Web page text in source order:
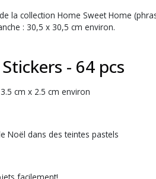
la collection Home Sweet Home
: 30,5 x 30,5 cm environ.
- 64 pcs
cm x 2.5 cm environ
Noël dans des teintes pastels